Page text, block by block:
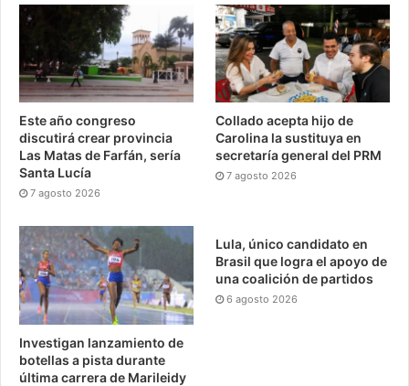
Este año congreso
discutirá crear provincia
Las Matas de Farfán, sería
Santa Lucía
7 agosto 2026
Collado acepta hijo de
Carolina la sustituya en
secretaría general del PRM
7 agosto 2026
Investigan lanzamiento de
botellas a pista durante
última carrera de Marileidy
Lula, único candidato en
Brasil que logra el apoyo de
una coalición de partidos
6 agosto 2026